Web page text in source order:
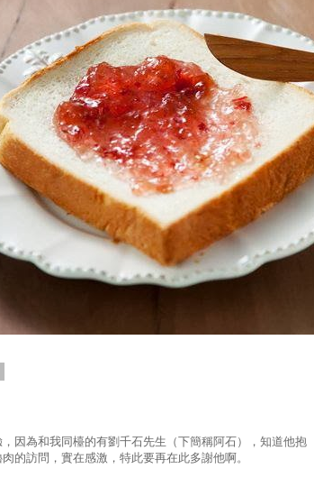
因為和我同檯的有劉千石先生（下簡稱阿石），知道他抱
的訪問，實在感激，特此要再在此多謝他啊。